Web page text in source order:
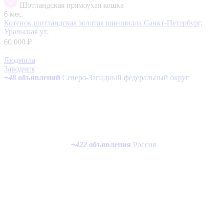
Шотландская прямоухая кошка
6 мес.
Котенок шотландская золотая шиншилла Санкт-Петербург,
Уральская ул.
60 000 ₽
Людмила
Заводчик
+48 объявлений Северо-Западный федеральный округ
+422 объявления Россия